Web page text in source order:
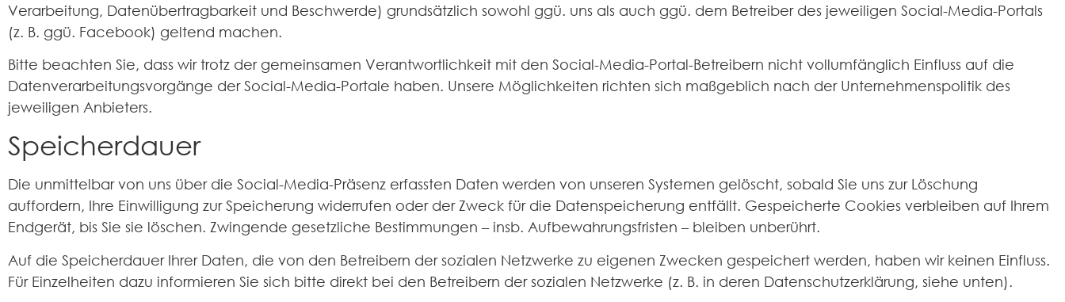
Verarbeitung, Datenübertragbarkeit und Beschwerde) grundsätzlich sowohl ggü. uns als auch ggü. dem Betreiber des jeweiligen Social-Media-Portals
(z. B. ggü. Facebook) geltend machen.
Bitte beachten Sie, dass wir trotz der gemeinsamen Verantwortlichkeit mit den Social-Media-Portal-Betreibern nicht vollumfänglich Einfluss auf die
Datenverarbeitungsvorgänge der Social-Media-Portale haben. Unsere Möglichkeiten richten sich maßgeblich nach der Unternehmenspolitik des
jeweiligen Anbieters.
Speicherdauer
Die unmittelbar von uns über die Social-Media-Präsenz erfassten Daten werden von unseren Systemen gelöscht, sobald Sie uns zur Löschung
auffordern, Ihre Einwilligung zur Speicherung widerrufen oder der Zweck für die Datenspeicherung entfällt. Gespeicherte Cookies verbleiben auf Ihrem
Endgerät, bis Sie sie löschen. Zwingende gesetzliche Bestimmungen – insb. Aufbewahrungsfristen – bleiben unberührt.
Auf die Speicherdauer Ihrer Daten, die von den Betreibern der sozialen Netzwerke zu eigenen Zwecken gespeichert werden, haben wir keinen Einfluss.
Für Einzelheiten dazu informieren Sie sich bitte direkt bei den Betreibern der sozialen Netzwerke (z. B. in deren Datenschutzerklärung, siehe unten).